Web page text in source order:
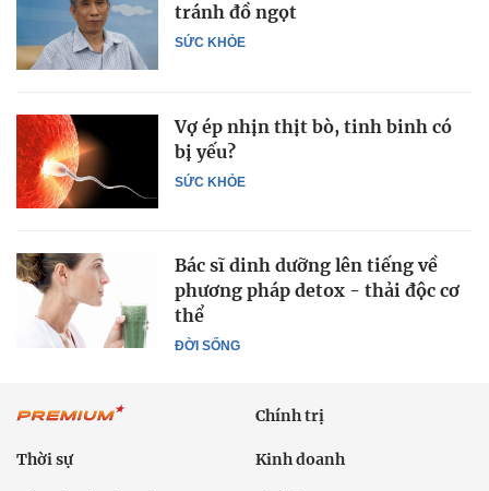
SỨC KHỎE
tránh đồ ngọt
SỨC KHỎE
Vợ ép nhịn thịt bò, tinh binh có
bị yếu?
ĐỜI SỐNG
Bác sĩ dinh dưỡng lên tiếng về
phương pháp detox - thải độc cơ
thể
Chính trị
Thời sự Kinh doanh